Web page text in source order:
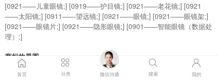
[0921——儿童眼镜;] [0919——护目镜;] [0921——老花镜;] [0921
——太阳镜;] [0911——望远镜;] [0921——眼镜;] [0921——眼镜架;]
[0921——眼镜片;] [0921——隐形眼镜;] [0901——智能眼镜（数据处
理）;]
商标效果图
首页 分类 微信沟通 搜索 我的